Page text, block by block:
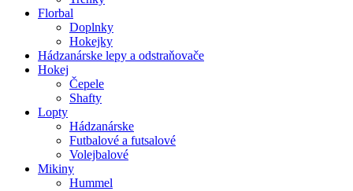
Florbal
Doplnky
Hokejky
Hádzanárske lepy a odstraňovače
Hokej
Čepele
Shafty
Lopty
Hádzanárske
Futbalové a futsalové
Volejbalové
Mikiny
Hummel